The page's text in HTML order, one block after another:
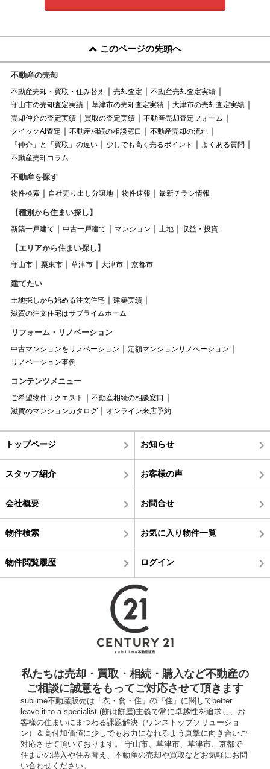
このページの先頭へ
不動産の売却
不動産売却・買取・住み替え 売却査定
不動産売却査定実績
守山市の売却査定実績
草津市の売却査定実績
大津市の売却査定実績
売却仲介の査定実績
買取の査定実績
不動産売却査定フォーム
クイックAI査定
不動産相続の相談窓口
不動産売却の流れ
「仲介」と「買取」の違い
少しでも高く売るポイント
よくある質問
不動産売却コラム
不動産を探す
物件検索 自社売り出し分譲地 物件速報 最新チラシ情報
【種別から住まい探し】
新築一戸建て 中古一戸建て マンション 土地 収益・投資
【エリアから住まい探し】
守山市 栗東市 草津市 大津市 京都市
建てたい
土地探しから始める注文住宅
建築実績
滋賀の注文住宅はサブライムホーム
リフォーム・リノベーション
中古マンションをリノベーション
定額マンションリノベーション
リノベーション事例
コンテンツメニュー
ご希望物件リクエスト
不動産相続の相談窓口
滋賀のマンションカタログ
オンライン来店予約
トップページ お知らせ
スタッフ紹介 お客様の声
会社概要 お問合せ
物件検索 お気に入り物件一覧
物件閲覧履歴 ログイン
私たちは売却・買取・相続・購入など不動産の
ご相談に誠意をもってご対応させて頂きます
sublime不動産販売は「衣・食・住」の『住』に関してbetter
leave it to a specialist.(餅は餅屋)主義で常に卓越性を追求し、お
客様の住まいにまつわる課題解決（ワンストップソリューショ
ン）＆高付加価値に少しでもお力になれるよう真摯に向き合いご
対応させて頂いております。 守山市、草津市、草津市、京都で
住まいの購入や住み替え、不動産の売却や買取などお気軽にお問
い合わせください。